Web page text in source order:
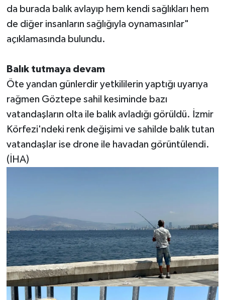
da burada balık avlayıp hem kendi sağlıkları hem
de diğer insanların sağlığıyla oynamasınlar"
açıklamasında bulundu.
Balık tutmaya devam
Öte yandan günlerdir yetkililerin yaptığı uyarıya
rağmen Göztepe sahil kesiminde bazı
vatandaşların olta ile balık avladığı görüldü. İzmir
Körfezi'ndeki renk değişimi ve sahilde balık tutan
vatandaşlar ise drone ile havadan görüntülendi.
(İHA)